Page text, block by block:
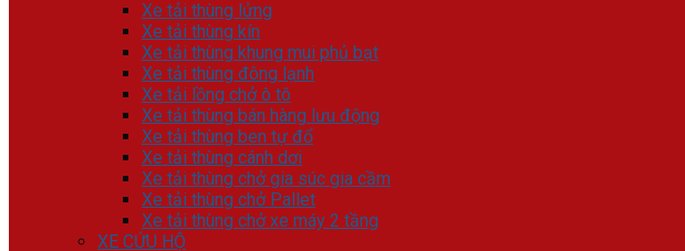
Xe tải thùng lửng
Xe tải thùng kín
Xe tải thùng khung mui phủ bạt
Xe tải thùng đông lạnh
Xe tải lồng chở ô tô
Xe tải thùng bán hàng lưu động
Xe tải thùng ben tự đổ
Xe tải thùng cánh dơi
Xe tải thùng chở gia súc gia cầm
Xe tải thùng chở Pallet
Xe tải thùng chở xe máy 2 tầng
XE CỨU HỘ